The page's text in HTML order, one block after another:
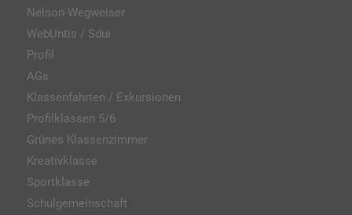
Nelson-Wegweiser
WebUntis / Sdui
Profil
AGs
Klassenfahrten / Exkursionen
Profilklassen 5/6
Grünes Klassenzimmer
Kreativklasse
Sportklasse
Schulgemeinschaft